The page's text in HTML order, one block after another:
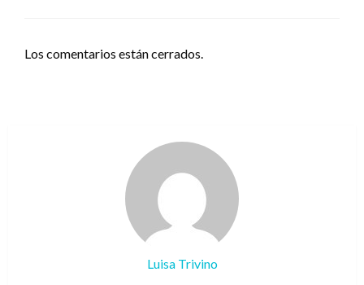
Los comentarios están cerrados.
Luisa Trivino